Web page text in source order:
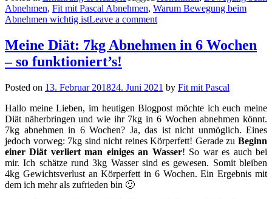
Abnehmen, Fit mit Pascal Abnehmen, Warum Bewegung beim
Abnehmen wichtig istLeave a comment
Meine Diät: 7kg Abnehmen in 6 Wochen
– so funktioniert’s!
Posted on 13. Februar 201824. Juni 2021 by Fit mit Pascal
Hallo meine Lieben, im heutigen Blogpost möchte ich euch meine
Diät näherbringen und wie ihr 7kg in 6 Wochen abnehmen könnt.
7kg abnehmen in 6 Wochen? Ja, das ist nicht unmöglich. Eines
jedoch vorweg: 7kg sind nicht reines Körperfett! Gerade zu Beginn
einer Diät verliert man einiges an Wasser! So war es auch bei
mir. Ich schätze rund 3kg Wasser sind es gewesen. Somit bleiben
4kg Gewichtsverlust an Körperfett in 6 Wochen. Ein Ergebnis mit
dem ich mehr als zufrieden bin 🙂